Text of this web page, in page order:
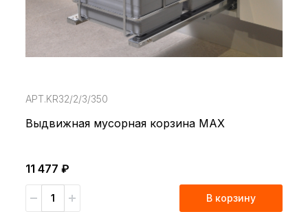
АРТ.KR32/2/3/350
Выдвижная мусорная корзина MAX
11 477 ₽
В корзину